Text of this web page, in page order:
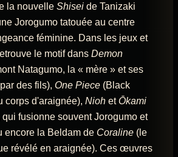
la nouvelle Shisei de Tanizaki
Jorogumo tatouée au centre
féminine. Dans les jeux et
le motif dans Demon
Natagumo, la « mère » et ses
des fils), One Piece (Black
corps d'araignée), Nioh etŌkami
fusionne souvent Jorogumo et
encore la Beldam de Coraline (le
révélé en araignée). Ces œuvres